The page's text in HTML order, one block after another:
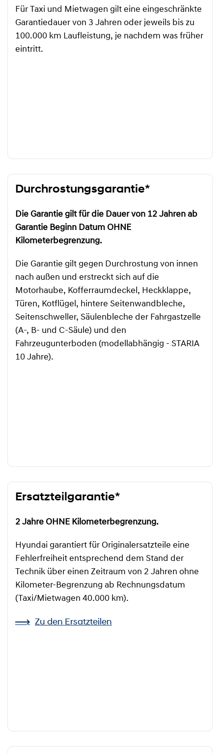
Für Taxi und Mietwagen gilt eine eingeschränkte
Garantiedauer von 3 Jahren oder jeweils bis zu
100.000 km Laufleistung, je nachdem was früher
eintritt.
Durchrostungsgarantie*
Die Garantie gilt für die Dauer von 12 Jahren ab
Garantie Beginn Datum OHNE
Kilometerbegrenzung.
Die Garantie gilt gegen Durchrostung von innen
nach außen und erstreckt sich auf die
Motorhaube, Kofferraumdeckel, Heckklappe,
Türen, Kotflügel, hintere Seitenwandbleche,
Seitenschweller, Säulenbleche der Fahrgastzelle
(A-, B- und C-Säule) und den
Fahrzeugunterboden (modellabhängig - STARIA
10 Jahre).
Ersatzteilgarantie*
2 Jahre OHNE Kilometerbegrenzung.
Hyundai garantiert für Originalersatzteile eine
Fehlerfreiheit entsprechend dem Stand der
Technik über einen Zeitraum von 2 Jahren ohne
Kilometer-Begrenzung ab Rechnungsdatum
(Taxi/Mietwagen 40.000 km).
Zu den Ersatzteilen